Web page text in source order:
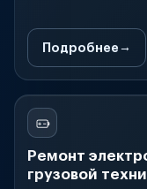
Подробнее
Ремонт
грузовой